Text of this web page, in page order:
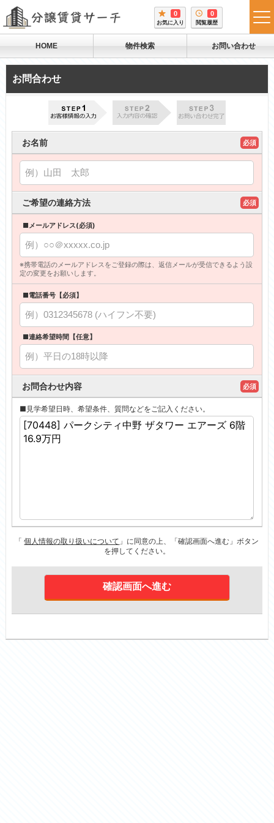
0
お気に入り
0
閲覧履歴
HOME 物件検索 お問い合わせ
お問合わせ
お名前 必須
ご希望の連絡方法 必須
■メールアドレス(必須)
※携帯電話のメールアドレスをご登録の際は、返信メールが受信できるよう設
定の変更をお願いします。
■電話番号【必須】
■連絡希望時間【任意】
お問合わせ内容 必須
■見学希望日時、希望条件、質問などをご記入ください。
「個人情報の取り扱いについて 」に同意の上、「確認画面へ進む」ボタン
を押してください。